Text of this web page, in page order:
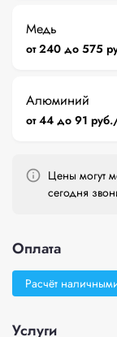
Медь
от 240 до 575
Алюминий
от 44 до 91
Цены могут
сегодня
Оплата
Расчёт
Услуги